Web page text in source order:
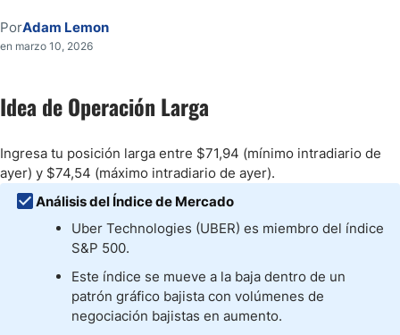
PorAdam Lemon
en marzo 10, 2026
Idea de Operación Larga
Ingresa tu posición larga entre $71,94 (mínimo intradiario de
ayer) y $74,54 (máximo intradiario de ayer).
Análisis del Índice de Mercado
Uber Technologies (UBER) es miembro del índice
S&P 500.
Este índice se mueve a la baja dentro de un
patrón gráfico bajista con volúmenes de
negociación bajistas en aumento.